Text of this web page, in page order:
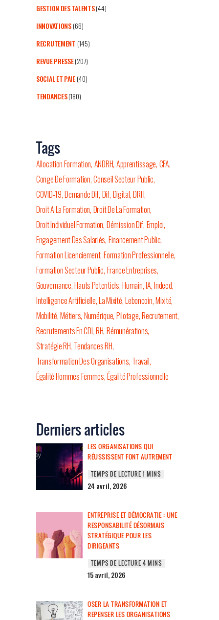
GESTION DES TALENTS(44)
INNOVATIONS(66)
RECRUTEMENT(145)
REVUE PRESSE(207)
SOCIAL ET PAIE(40)
TENDANCES(180)
Tags
Allocation Formation ANDRH Apprentissage CFA
Conge De Formation Conseil Secteur Public
COVID-19 Demande Dif Dif Digital DRH
Droit A La Formation Droit De La Formation
Droit Individuel Formation Démission Dif Emploi
Engagement Des Salariés Financement Public
Formation Licenciement Formation Professionnelle
Formation Secteur Public France Entreprises
Gouvernance Hauts Potentiels Humain IA Indeed
Intelligence Artificielle La Mixité Leboncoin Mixité
Mobilité Métiers Numérique Pilotage Recrutement
Recrutements En CDI RH Rémunérations
Stratégie RH Tendances RH
Transformation Des Organisations Travail
Égalité Hommes Femmes Égalité Professionnelle
Derniers articles
LES ORGANISATIONS QUI
RÉUSSISSENT FONT AUTREMENT
24 avril, 2026
ENTREPRISE ET DÉMOCRATIE : UNE
RESPONSABILITÉ DÉSORMAIS
STRATÉGIQUE POUR LES
DIRIGEANTS
15 avril, 2026
OSER LA TRANSFORMATION ET
REPENSER LES ORGANISATIONS